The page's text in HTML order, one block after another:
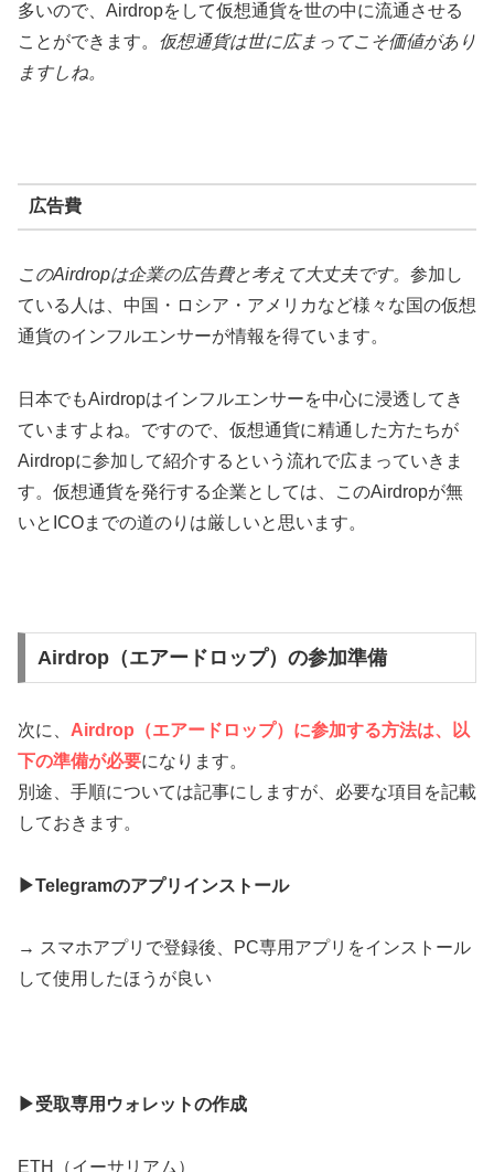
多いので、Airdropをして仮想通貨を世の中に流通させる
ことができます。 仮想通貨は世に広まってこそ価値があり
ますしね。
広告費
このAirdropは企業の広告費と考えて大丈夫です。 参加し
ている人は、中国・ロシア・アメリカなど様々な国の仮想
通貨のインフルエンサーが情報を得ています。
日本でもAirdropはインフルエンサーを中心に浸透してき
ていますよね。ですので、仮想通貨に精通した方たちが
Airdropに参加して紹介するという流れで広まっていきま
す。仮想通貨を発行する企業としては、このAirdropが無
いとICOまでの道のりは厳しいと思います。
Airdrop（エアードロップ）の参加準備
次に、 Airdrop（エアードロップ）に参加する方法は、以
下の準備が必要になります。
別途、手順については記事にしますが、必要な項目を記載
しておきます。
▶Telegramのアプリインストール
→ スマホアプリで登録後、PC専用アプリをインストール
して使用したほうが良い
▶受取専用ウォレットの作成
ETH（イーサリアム）